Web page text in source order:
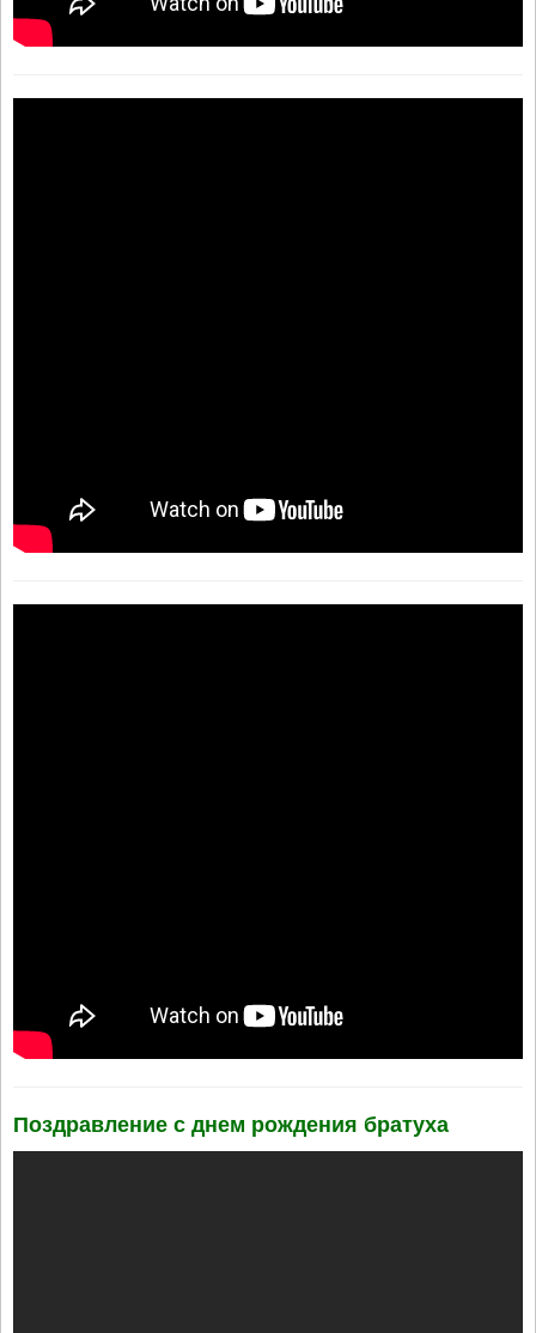
Поздравление с днем рождения братуха